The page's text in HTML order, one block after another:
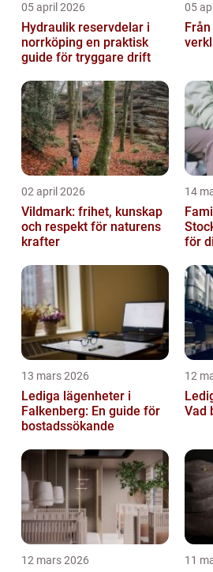
05 april 2026
Hydraulik reservdelar i
norrköping en praktisk
guide för tryggare drift
05
02 april 2026
Vildmark: frihet, kunskap
och respekt för naturens
krafter
14
för
13 mars 2026
Lediga lägenheter i
Falkenberg: En guide för
bostadssökande
12
Vad
12 mars 2026 11